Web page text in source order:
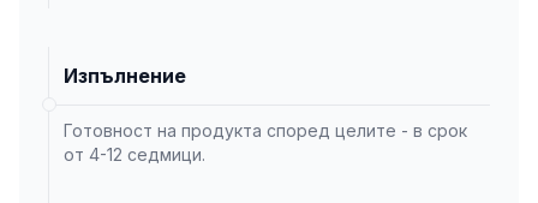
Изпълнение
Готовност на продукта според целите - в срок
от 4-12 седмици.